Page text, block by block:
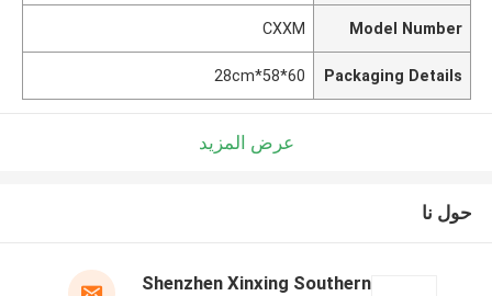
Model Number
CXXM
Packaging Details
60*58*28cm
عرض المزيد
حول نا
Shenzhen Xinxing Southern